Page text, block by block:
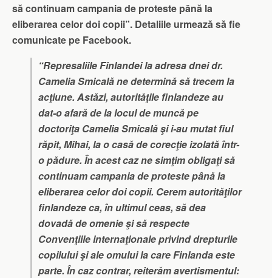
să continuam campania de proteste până la
eliberarea celor doi copii”. Detaliile urmează să fie
comunicate pe Facebook.
“Represaliile Finlandei la adresa dnei dr.
Camelia Smicală ne determină să trecem la
acţiune. Astăzi, autorităţile finlandeze au
dat-o afară de la locul de muncă pe
doctoriţa Camelia Smicală şi i-au mutat fiul
răpit, Mihai, la o casă de corecţie izolată într-
o pădure. În acest caz ne simţim obligaţi să
continuam campania de proteste până la
eliberarea celor doi copii. Cerem autorităţilor
finlandeze ca, în ultimul ceas, să dea
dovadă de omenie şi să respecte
Convenţiile internaţionale privind drepturile
copilului şi ale omului la care Finlanda este
parte. În caz contrar, reiterăm avertismentul: